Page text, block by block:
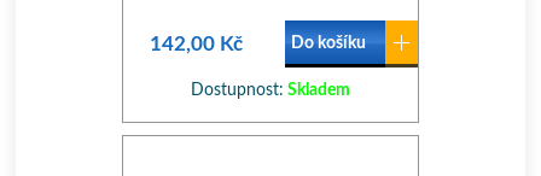
142,00 Kč Do košíku
Dostupnost: Skladem